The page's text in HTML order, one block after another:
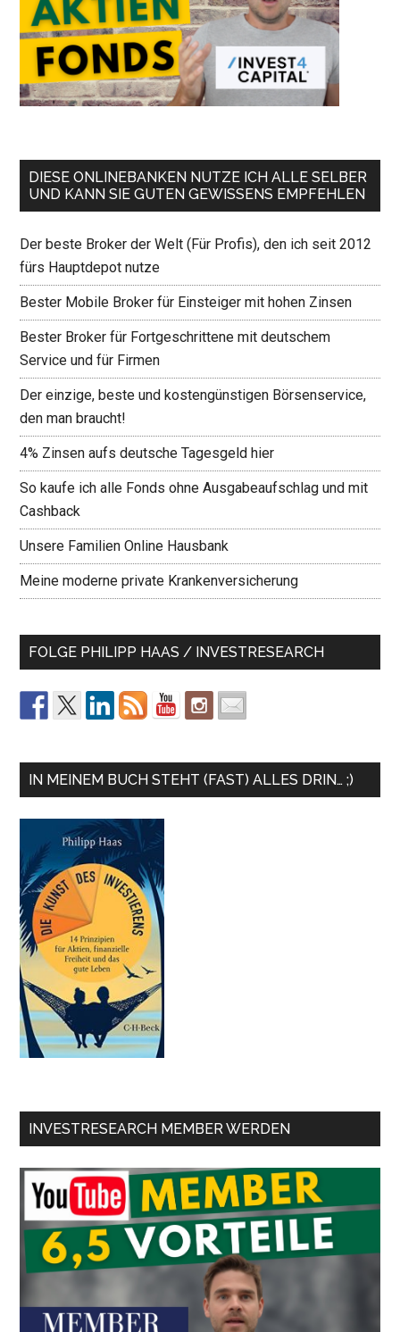
DIESE ONLINEBANKEN NUTZE ICH ALLE SELBER
UND KANN SIE GUTEN GEWISSENS EMPFEHLEN
Der beste Broker der Welt (Für Profis), den ich seit 2012
fürs Hauptdepot nutze
Bester Mobile Broker für Einsteiger mit hohen Zinsen
Bester Broker für Fortgeschrittene mit deutschem
Service und für Firmen
Der einzige, beste und kostengünstigen Börsenservice,
den man braucht!
4% Zinsen aufs deutsche Tagesgeld hier
So kaufe ich alle Fonds ohne Ausgabeaufschlag und mit
Cashback
Unsere Familien Online Hausbank
Meine moderne private Krankenversicherung
FOLGE PHILIPP HAAS / INVESTRESEARCH
IN MEINEM BUCH STEHT (FAST) ALLES DRIN… ;)
INVESTRESEARCH MEMBER WERDEN